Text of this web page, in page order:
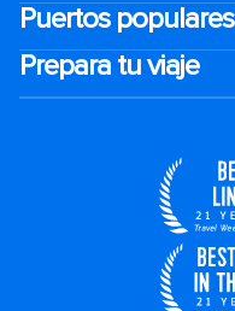
Puertos populares
Prepara tu viaje